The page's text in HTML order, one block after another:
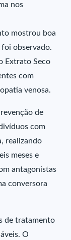
nos
mostrou boa
observado.
Extrato Seco
com
venosa.
de
com
realizando
meses e
antagonistas
conversora
de tratamento
O